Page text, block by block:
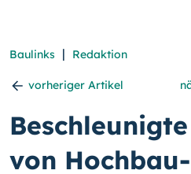
Baulinks | Redaktion
vorheriger Artikel
von